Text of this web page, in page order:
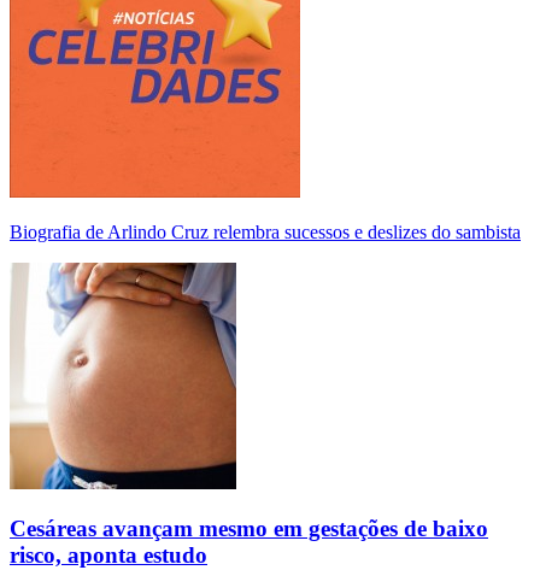
Biografia de Arlindo Cruz relembra sucessos e deslizes do sambista
Cesáreas avançam mesmo em gestações de baixo
risco, aponta estudo